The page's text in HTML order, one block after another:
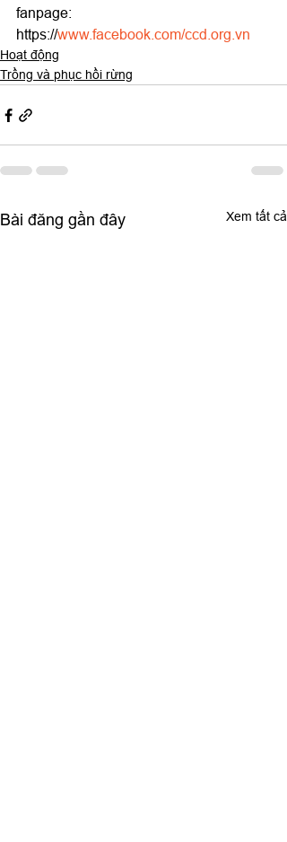
fanpage:
https://www.facebook.com/ccd.org.vn
Hoạt động
Trồng và phục hồi rừng
Bài đăng gần đây Xem tất cả